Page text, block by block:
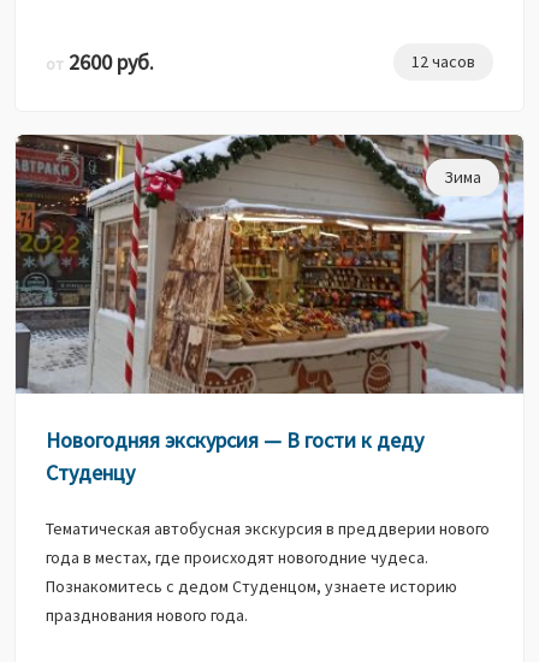
от 2600 руб. 12 часов
Зима
Новогодняя экскурсия — В гости к деду
Студенцу
Тематическая автобусная экскурсия в преддверии нового
года в местах, где происходят новогодние чудеса.
Познакомитесь с дедом Студенцом, узнаете историю
празднования нового года.